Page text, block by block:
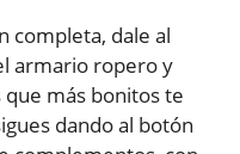
completa, dale al
armario ropero y
más bonitos te
dando al botón